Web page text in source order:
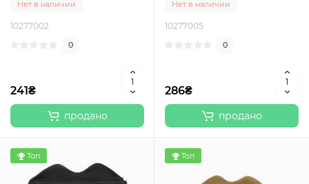
Нет в наличии
10277002
0
241₴
продано
Нет в наличии
10277005
0
286₴
продано
Топ Топ